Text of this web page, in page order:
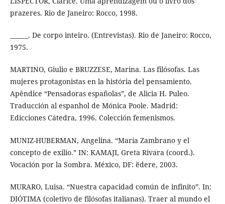
prazeres. Rio de Janeiro: Rocco, 1998.
______. De corpo inteiro. (Entrevistas). Rio de Janeiro: Rocco,
1975.
MARTINO, Giulio e BRUZZESE, Marina. Las filósofas. Las
mujeres protagonistas en la história del pensamiento.
Apêndice “Pensadoras españolas”, de Alicia H. Puleo.
Traducción al espanhol de Mónica Poole. Madrid:
Edicciones Cátedra, 1996. Colección femenismos.
MUNIZ-HUBERMAN, Angelina. “María Zambrano y el
concepto de exilio.” IN: KAMAJI, Greta Rivara (coord.).
Vocación por la Sombra. México, DF: ӗdere, 2003.
MURARO, Luisa. “Nuestra capacidad común de infinito”. In:
DIÓTIMA (coletivo de filósofas italianas). Traer al mundo el